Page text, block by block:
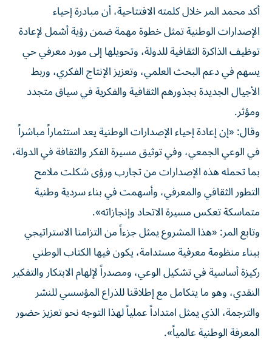
أكد محمد المر خلال كلمته الافتتاحية، أن مبادرة إحياء
الإصدارات الوطنية تمثل خطوة مهمة ضمن رؤية أشمل لإعادة
توظيف الذاكرة الثقافية للدولة، وتحويلها إلى مورد معرفي حي
يسهم في دعم البحث العلمي، وتعزيز الإنتاج الفكري، وربط
الأجيال الجديدة بجذورهم الثقافية والفكرية في سياق متجدد
ومؤثر.
وقال: «إن إعادة إحياء الإصدارات الوطنية يعد استثماراً مباشراً
في الوعي الجمعي، وفي توثيق مسيرة الفكر والثقافة في الدولة،
بما تحمله هذه الإصدارات من تجارب ورؤى شكلت ملامح
التطور الثقافي والمعرفي، وأسهمت في بناء سردية وطنية
متماسكة تعكس مسيرة الاتحاد وإنجازاته».
وتابع المر: «هذا المشروع يمثل جزءاً من التزامنا الاستراتيجي
ببناء منظومة معرفية مستدامة، يكون فيها الكتاب الوطني
ركيزة أساسية في تشكيل الوعي، ومصدراً لإلهام الابتكار والتفكير
النقدي، وهو ما يتكامل مع إطلاقنا للذراع المؤسسي للنشر
والترجمة، الذي يمثل امتداداً عملياً لهذا التوجه نحو تعزيز حضور
المعرفة الوطنية عالمياً».